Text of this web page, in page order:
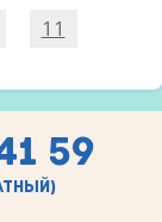
11
59